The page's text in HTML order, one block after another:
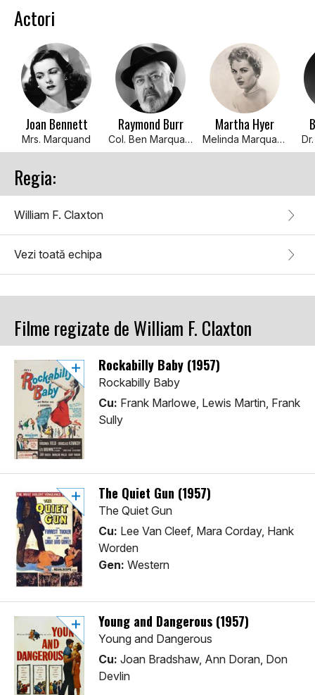
Actori
Joan Bennett
Mrs. Marquand
Raymond Burr
Col. Ben Marquand
Martha Hyer
Melinda Marquand
Regia:
William F. Claxton
Vezi toată echipa
Filme regizate de William F. Claxton
Rockabilly Baby (1957)
Rockabilly Baby
Cu: Frank Marlowe, Lewis Martin, Frank
Sully
The Quiet Gun (1957)
The Quiet Gun
Cu: Lee Van Cleef, Mara Corday, Hank
Worden
Gen: Western
Young and Dangerous (1957)
Young and Dangerous
Cu: Joan Bradshaw, Ann Doran, Don
Devlin